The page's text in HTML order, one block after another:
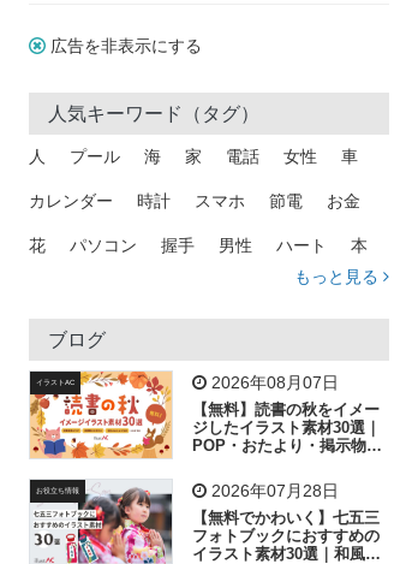
広告を非表示にする
人気キーワード（タグ）
人 プール 海 家 電話 女性 車
カレンダー 時計 スマホ 節電 お金
花 パソコン 握手 男性 ハート 本
トラック 木
吹き出し
飛行機 グラフ ビル 魚 家族 書類
歩く 工場 会社 太陽 キラキラ
子供 作業員 葉 相談 ピクトグラム
もっと見る
ブログ
イラストAC 2026年08月07日
【無料】読書の秋をイメー
ジしたイラスト素材30選｜
POP・おたより・掲示物に
お役立ち情報 2026年07月28日
【無料でかわいく】七五三
フォトブックにおすすめの
イラスト素材30選｜和風の